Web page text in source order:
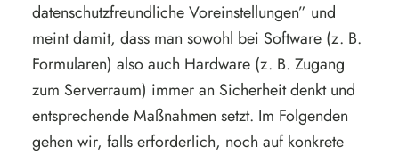
datenschutzfreundliche Voreinstellungen” und
meint damit, dass man sowohl bei Software (z. B.
Formularen) also auch Hardware (z. B. Zugang
zum Serverraum) immer an Sicherheit denkt und
entsprechende Maßnahmen setzt. Im Folgenden
gehen wir, falls erforderlich, noch auf konkrete